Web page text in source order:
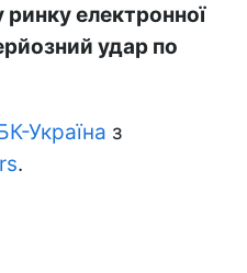
електронної
удар по
Україна з
.